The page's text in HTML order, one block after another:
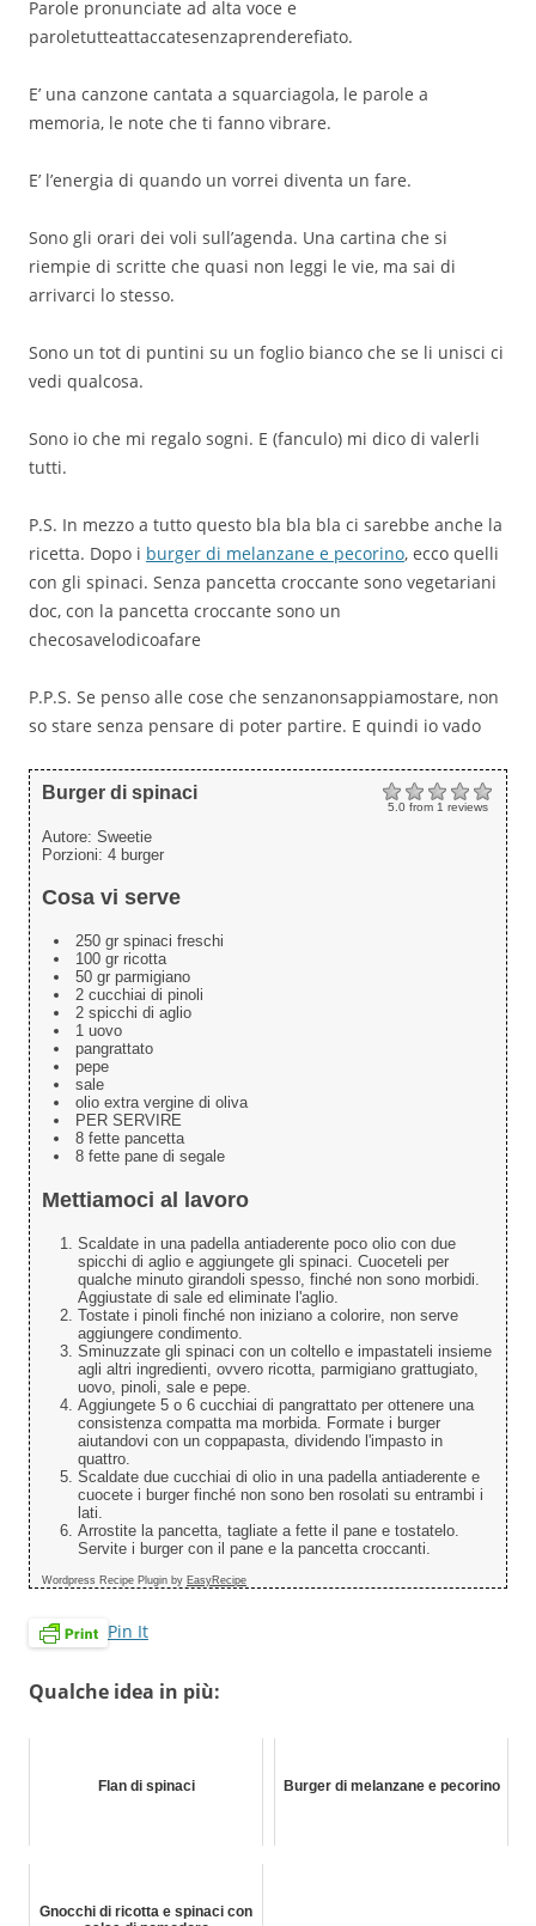
Parole pronunciate ad alta voce e
paroletutteattaccatesenzaprenderefiato.
E’ una canzone cantata a squarciagola, le parole a
memoria, le note che ti fanno vibrare.
E’ l’energia di quando un vorrei diventa un fare.
Sono gli orari dei voli sull’agenda. Una cartina che si
riempie di scritte che quasi non leggi le vie, ma sai di
arrivarci lo stesso.
Sono un tot di puntini su un foglio bianco che se li unisci ci
vedi qualcosa.
Sono io che mi regalo sogni. E (fanculo) mi dico di valerli
tutti.
P.S. In mezzo a tutto questo bla bla bla ci sarebbe anche la
ricetta. Dopo i burger di melanzane e pecorino, ecco quelli
con gli spinaci. Senza pancetta croccante sono vegetariani
doc, con la pancetta croccante sono un
checosavelodicoafare
P.P.S. Se penso alle cose che senzanonsappiamostare, non
so stare senza pensare di poter partire. E quindi io vado
5.0from 1 reviews
Burger di spinaci
Autore: Sweetie
Porzioni: 4 burger
Cosa vi serve
250 gr spinaci freschi
100 gr ricotta
50 gr parmigiano
2 cucchiai di pinoli
2 spicchi di aglio
1 uovo
pangrattato
pepe
sale
olio extra vergine di oliva
PER SERVIRE
8 fette pancetta
8 fette pane di segale
Mettiamoci al lavoro
Scaldate in una padella antiaderente poco olio con due
spicchi di aglio e aggiungete gli spinaci. Cuoceteli per
qualche minuto girandoli spesso, finché non sono morbidi.
Aggiustate di sale ed eliminate l'aglio.
Tostate i pinoli finché non iniziano a colorire, non serve
aggiungere condimento.
Sminuzzate gli spinaci con un coltello e impastateli insieme
agli altri ingredienti, ovvero ricotta, parmigiano grattugiato,
uovo, pinoli, sale e pepe.
Aggiungete 5 o 6 cucchiai di pangrattato per ottenere una
consistenza compatta ma morbida. Formate i burger
aiutandovi con un coppapasta, dividendo l'impasto in
quattro.
Scaldate due cucchiai di olio in una padella antiaderente e
cuocete i burger finché non sono ben rosolati su entrambi i
lati.
Arrostite la pancetta, tagliate a fette il pane e tostatelo.
Servite i burger con il pane e la pancetta croccanti.
Wordpress Recipe Plugin by EasyRecipe
Pin It
Qualche idea in più:
Flan di spinaci Burger di melanzane e pecorino
Gnocchi di ricotta e spinaci con